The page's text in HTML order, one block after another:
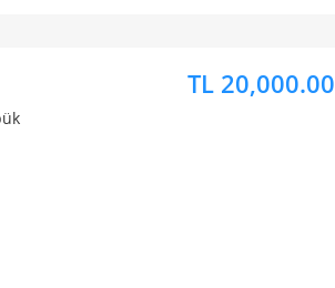
TL 20,000.00